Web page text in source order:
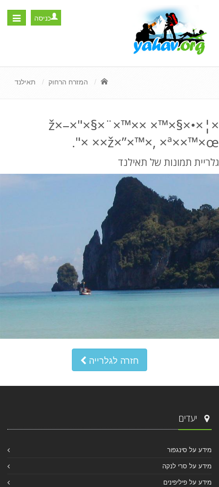
Toggle
כניסה
המזרח הרחוק תאילנד
×¦×•×§×™× ×ž×–×"×§×¨×™×
×ž×”×™×, ×ª××™×œ× ×".
גלריית תמונות של תאילנד
חזרה לגלרייה
יעדים
מידע על סינגפור
מידע על סרי לנקה
מידע על פיליפינים